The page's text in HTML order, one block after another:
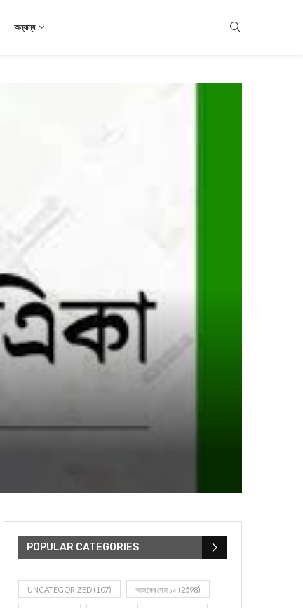
অন্যান্য
POPULAR CATEGORIES
UNCATEGORIZED (107) আজকের সেরা ১০ (2598)